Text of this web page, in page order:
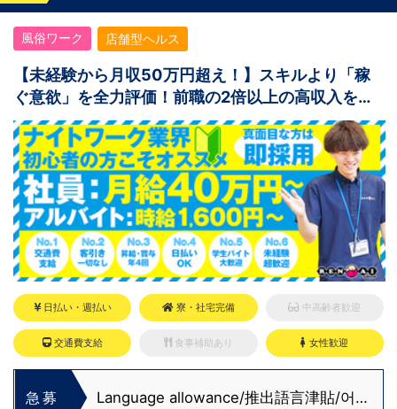
風俗ワーク 店舗型ヘルス
【未経験から月収50万円超え！】スキルより「稼
ぐ意欲」を全力評価！前職の2倍以上の高収入を掴
み取れ！
日払い・週払い 寮・社宅完備 中高齢者歓迎
交通費支給 食事補助あり 女性歓迎
急募
Language allowance/推出語言津貼/어